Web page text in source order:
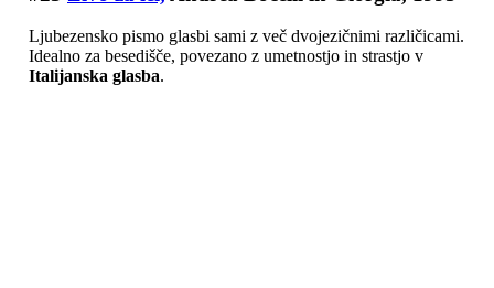
Ljubezensko pismo glasbi sami z več dvojezičnimi različicami.
Idealno za besedišče, povezano z umetnostjo in strastjo v
Italijanska glasba.